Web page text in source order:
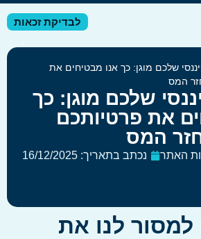
לבדיקת זכאות
מוגן: כך אנו מבטיחים את
שלכם מוגן: כך
פרטיותכם
המס
נכתב בתאריך:16/12/2025
לנו את